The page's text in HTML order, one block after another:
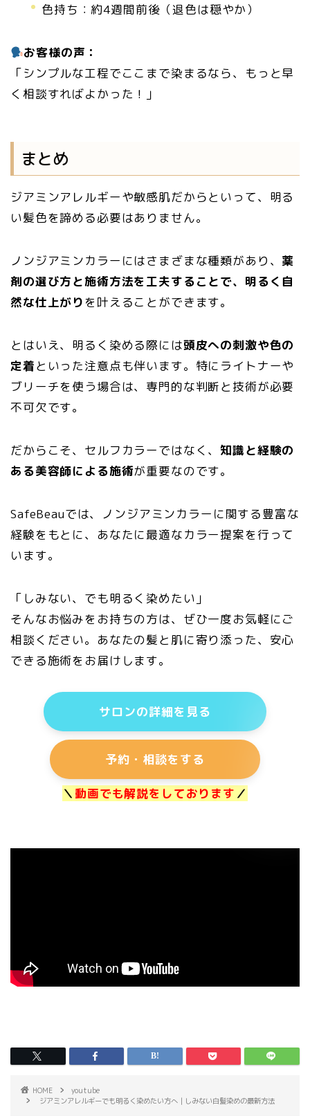
色持ち：約4週間前後（退色は穏やか）
お客様の声：
「シンプルな工程でここまで染まるなら、もっと早
く相談すればよかった！」
まとめ
ジアミンアレルギーや敏感肌だからといって、明る
い髪色を諦める必要はありません。
ノンジアミンカラーにはさまざまな種類があり、 薬
剤の選び方と施術方法を工夫することで、明るく自
然な仕上がりを叶えることができます。
とはいえ、明るく染める際には頭皮への刺激や色の
定着といった注意点も伴います。特にライトナーや
ブリーチを使う場合は、専門的な判断と技術が必要
不可欠です。
だからこそ、セルフカラーではなく、知識と経験の
ある美容師による施術が重要なのです。
SafeBeauでは、ノンジアミンカラーに関する豊富な
経験をもとに、あなたに最適なカラー提案を行って
います。
「しみない、でも明るく染めたい」
そんなお悩みをお持ちの方は、ぜひ一度お気軽にご
相談ください。あなたの髪と肌に寄り添った、安心
できる施術をお届けします。
サロンの詳細を見る
予約・相談をする
＼ 動画でも解説をしております ／
HOME
youtube
ジアミンアレルギーでも明るく染めたい方へ｜しみない白髪染めの最新方法